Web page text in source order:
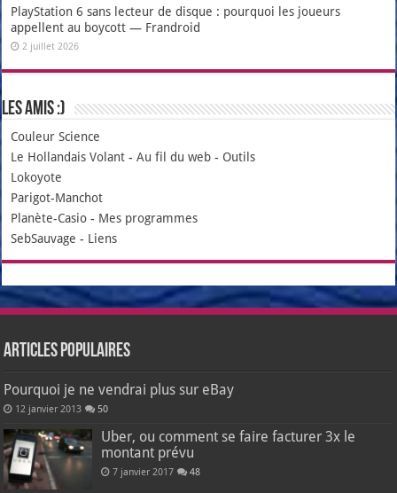
PlayStation 6 sans lecteur de disque : pourquoi les joueurs
appellent au boycott — Frandroid
2 juillet 2026
Les amis :)
Couleur Science
Le Hollandais Volant -Au fil du web - Outils
Lokoyote
Parigot-Manchot
Planète-Casio - Mes programmes
SebSauvage - Liens
Articles populaires
Pourquoi je ne vendrai plus sur eBay
12 janvier 2013 50
Uber, ou comment se faire facturer 3x le
montant prévu
7 janvier 2017 48